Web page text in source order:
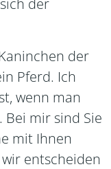
der
der
Pferd. Ich
wenn man
Bei mir sind Sie
mit Ihnen
entscheiden